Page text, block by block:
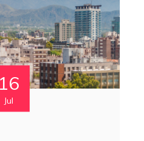
16
Jul